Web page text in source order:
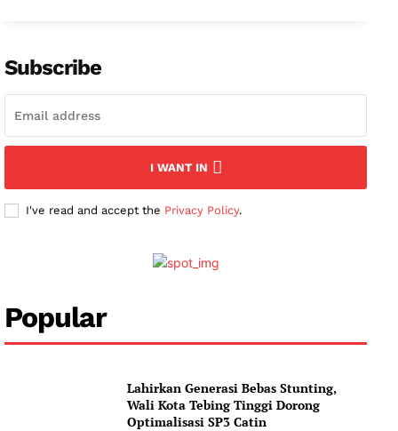
News Week
Subscribe
I WANT IN
I've read and accept the Privacy Policy.
Popular
Lahirkan Generasi Bebas Stunting,
Wali Kota Tebing Tinggi Dorong
Optimalisasi SP3 Catin